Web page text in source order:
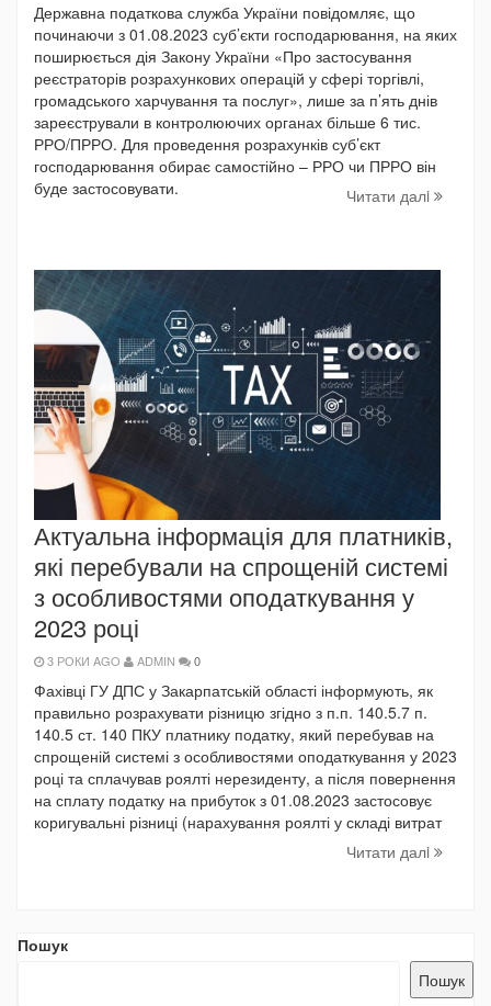
Державна податкова служба України повідомляє, що
починаючи з 01.08.2023 суб’єкти господарювання, на яких
поширюється дія Закону України «Про застосування
реєстраторів розрахункових операцій у сфері торгівлі,
громадського харчування та послуг», лише за п’ять днів
зареєстрували в контролюючих органах більше 6 тис.
РРО/ПРРО. Для проведення розрахунків суб’єкт
господарювання обирає самостійно – РРО чи ПРРО він
буде застосовувати.
Читати далi
Актуальна інформація для платників,
які перебували на спрощеній системі
з особливостями оподаткування у
2023 році
3 РОКИ AGO ADMIN 0
Фахівці ГУ ДПС у Закарпатській області інформують, як
правильно розрахувати різницю згідно з п.п. 140.5.7 п.
140.5 ст. 140 ПКУ платнику податку, який перебував на
спрощеній системі з особливостями оподаткування у 2023
році та сплачував роялті нерезиденту, а після повернення
на сплату податку на прибуток з 01.08.2023 застосовує
коригувальні різниці (нарахування роялті у складі витрат
Читати далi
Пошук
Пошук